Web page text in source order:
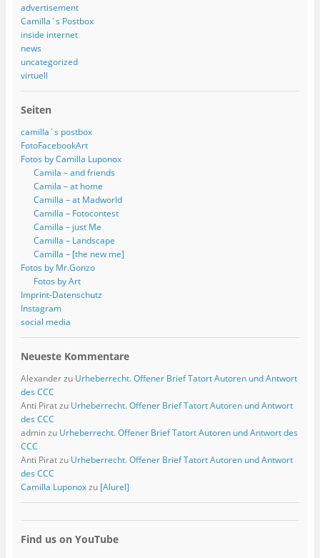
advertisement
Camilla´s Postbox
inside internet
news
uncategorized
virtuell
Seiten
camilla´s postbox
FotoFacebookArt
Fotos by Camilla Luponox
Camila – and friends
Camila – at home
Camilla – at Madworld
Camilla – Fotocontest
Camilla – just Me
Camilla – Landscape
Camilla – [the new me]
Fotos by Mr.Gonzo
Fotos by Art
Imprint-Datenschutz
Instagram
social media
Neueste Kommentare
Alexanderzu Urheberrecht. Offener Brief Tatort Autoren und Antwort
des CCC
Anti Piratzu Urheberrecht. Offener Brief Tatort Autoren und Antwort
des CCC
adminzu Urheberrecht. Offener Brief Tatort Autoren und Antwort des
CCC
Anti Piratzu Urheberrecht. Offener Brief Tatort Autoren und Antwort
des CCC
Camilla Luponoxzu [Alurel]
Find us on YouTube